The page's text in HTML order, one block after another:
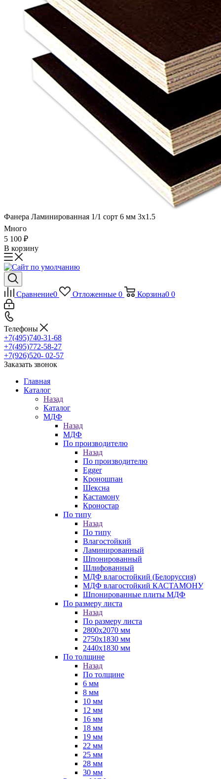
Фанера Ламинированная 1/1 сорт 6 мм 3х1.5
Много
5 100 ₽
В корзину
Сравнение0 Отложенные 0 Корзина0 0
Телефоны
+7(495)740-31-68
+7(495)772-58-27
+7(926)520- 02-57
Заказать звонок
Главная
Каталог
Назад
Каталог
МДФ
Назад
МДФ
По производителю
Назад
По производителю
Egger
Кроношпан
Шексна
Кастамону
Кроностар
По типу
Назад
По типу
Влагостойкий
Ламинированный
Шпонированный
Шлифованный
МДФ влагостойкий (Белоруссия)
МДФ влагостойкий КАСТАМОНУ
Шпонированные плиты МДФ
По размеру листа
Назад
По размеру листа
2800х2070 мм
2750х1830 мм
2440х1830 мм
По толщине
Назад
По толщине
6 мм
8 мм
10 мм
12 мм
16 мм
18 мм
19 мм
22 мм
25 мм
28 мм
30 мм